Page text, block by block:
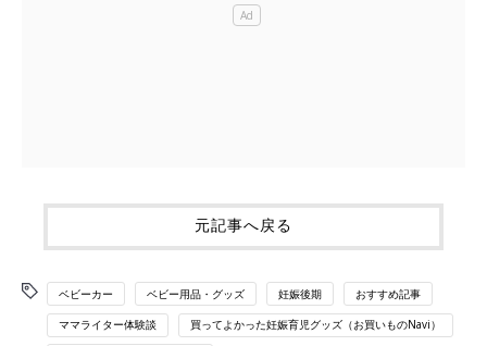
元記事へ戻る
ベビーカー ベビー用品・グッズ 妊娠後期 おすすめ記事
ママライター体験談 買ってよかった妊娠育児グッズ（お買いものNavi）